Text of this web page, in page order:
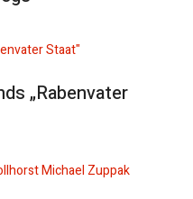
„Rabenvater